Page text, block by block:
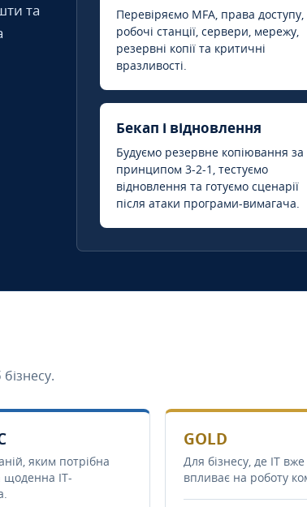
та
Перевіряємо MFA, права доступу,
робочі станції, сервери, мережу,
резервні копії та критичні
вразливості.
Бекап і відновлення
Будуємо резервне копіювання за
принципом 3-2-1, тестуємо
відновлення та готуємо сценарії
після атаки програми-вимагача.
яким потрібна
щоденна IT-
GOLD
Для бізнесу, де IT
впливає на роботу